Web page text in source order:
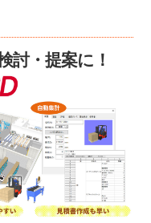
討・提案に！